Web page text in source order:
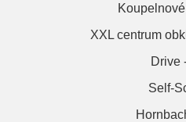
XXL centrum
Drive
Self-